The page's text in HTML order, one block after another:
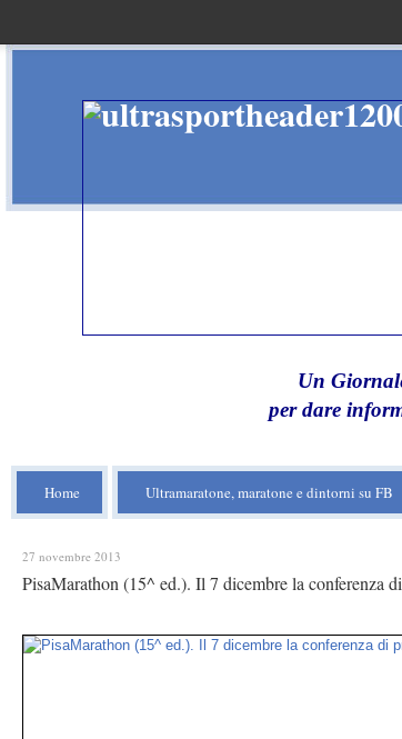
Un
per dare
Home Ultramaratone, maratone e dintorni su FB
27 novembre 2013
PisaMarathon (15^ ed.). Il 7 dicembre la conferenza